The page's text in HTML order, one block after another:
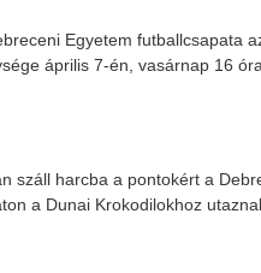
Egyetem futballcsapata
április 7-én, vasárnap 16
száll harcba a pontokért a
a Dunai Krokodilokhoz